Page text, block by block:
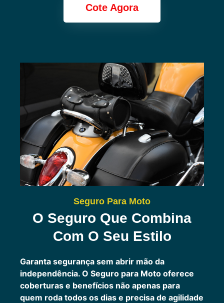
Cote Agora
Seguro Para Moto
O Seguro Que Combina
Com O Seu Estilo
Garanta segurança sem abrir mão da
independência. O Seguro para Moto oferece
coberturas e benefícios não apenas para
quem roda todos os dias e precisa de agilidade